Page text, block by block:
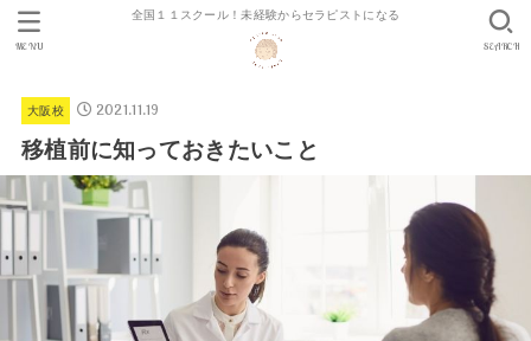
全国１１スクール！未経験からセラピストになる
SEARCH
MENU
大阪校 2021.11.19
移植前に知っておきたいこと